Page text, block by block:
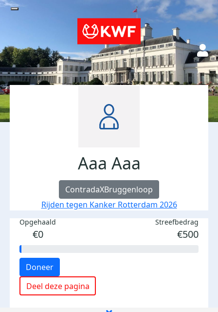
Aaa Aaa
ContradaXBruggenloop
Rijden tegen Kanker Rotterdam 2026
Opgehaald
€0
Streefbedrag
€500
Doneer
Deel deze pagina